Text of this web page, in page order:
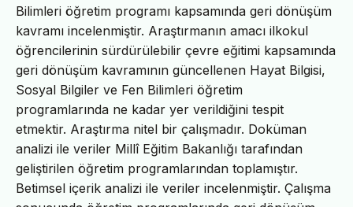
Bilimleri öğretim programı kapsamında geri dönüşüm
kavramı incelenmiştir. Araştırmanın amacı ilkokul
öğrencilerinin sürdürülebilir çevre eğitimi kapsamında
geri dönüşüm kavramının güncellenen Hayat Bilgisi,
Sosyal Bilgiler ve Fen Bilimleri öğretim
programlarında ne kadar yer verildiğini tespit
etmektir. Araştırma nitel bir çalışmadır. Doküman
analizi ile veriler Millî Eğitim Bakanlığı tarafından
geliştirilen öğretim programlarından toplamıştır.
Betimsel içerik analizi ile veriler incelenmiştir. Çalışma